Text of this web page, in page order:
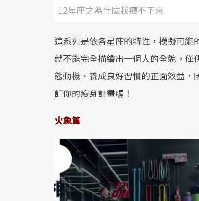
12星座之為什麼我瘦不下來
這系列是依各星座的特性，模擬可
就不能完全描繪出一個人的全貌，
態動機、養成良好習慣的正面效益
訂你的瘦身計畫喔！
火象篇